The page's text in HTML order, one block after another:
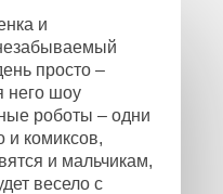
и
просто –
него шоу
роботы – одни
и комиксов,
и мальчикам,
весело с